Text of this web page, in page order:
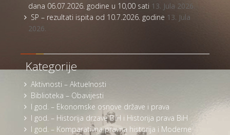
dana 06.07.2026. godine u 10,00 sati 13. Jula 2026.
SP – rezultati ispita od 10.7.2026. godine 13. Jula
2026.
Kategorije
Aktivnosti – Aktuelnosti
Biblioteka – Obavijesti
I god. – Ekonomske osnove države i prava
I god. – Historija drzave BiH i Historija prava BiH
I god. – Komparativna pravna historija i Moderne